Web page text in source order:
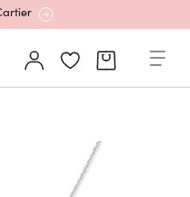
von Cartier
entdecken